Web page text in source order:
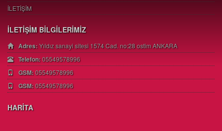
İLETİŞİM
İLETİŞİM BİLGİLERİMİZ
Adres:Yıldız sanayi sitesi 1574 Cad. no:28 ostim ANKARA
Telefon:05549578996
GSM:05549578996
GSM:05549578996
HARİTA